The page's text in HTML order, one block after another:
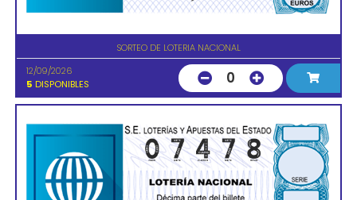
SORTEO DE LOTERIA NACIONAL
12/09/2026
5 DISPONIBLES 0